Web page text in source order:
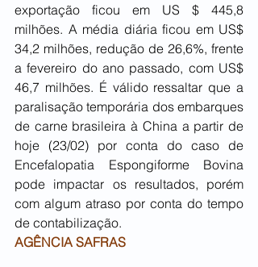
exportação ficou em US $ 445,8
milhões. A média diária ficou em US$
34,2 milhões, redução de 26,6%, frente
a fevereiro do ano passado, com US$
46,7 milhões. É válido ressaltar que a
paralisação temporária dos embarques
de carne brasileira à China a partir de
hoje (23/02) por conta do caso de
Encefalopatia Espongiforme Bovina
pode impactar os resultados, porém
com algum atraso por conta do tempo
de contabilização.
AGÊNCIA SAFRAS